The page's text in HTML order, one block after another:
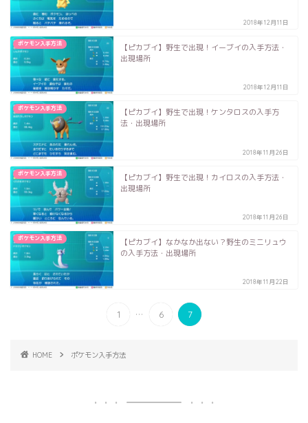
2018年12月11日
ポケモン入手方法
【ピカブイ】野生で出現！イーブイの入手方法・
出現場所
2018年12月11日
ポケモン入手方法
【ピカブイ】野生で出現！ケンタロスの入手方
法・出現場所
2018年11月26日
ポケモン入手方法
【ピカブイ】野生で出現！カイロスの入手方法・
出現場所
2018年11月26日
ポケモン入手方法
【ピカブイ】なかなか出ない？野生のミニリュウ
の入手方法・出現場所
2018年11月22日
1 ... 6 7
HOME ポケモン入手方法